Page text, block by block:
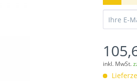
inkl. MwSt.